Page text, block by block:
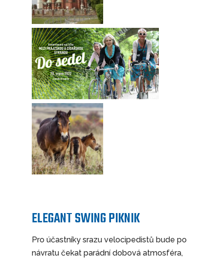
ELEGANT SWING PIKNIK
Pro účastníky srazu velocipedistů bude po
návratu čekat parádní dobová atmosféra,